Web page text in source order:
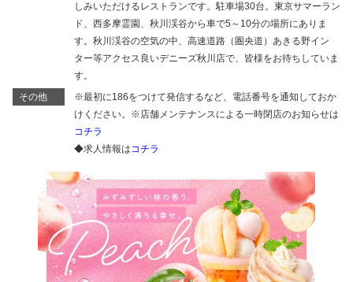
しみいただけるレストランです。駐車場30台。東京サマーラン
ド、西多摩霊園、秋川渓谷から車で5～10分の場所にありま
す。秋川渓谷の空気の中、高速道路（圏央道）あきる野イン
ター等アクセス良いデニーズ秋川店で、皆様をお待ちしていま
す。
その他
※最初に186をつけて発信するなど、電話番号を通知しておか
けください。※店舗メンテナンスによる一時閉店のお知らせは
コチラ
◆求人情報はコチラ